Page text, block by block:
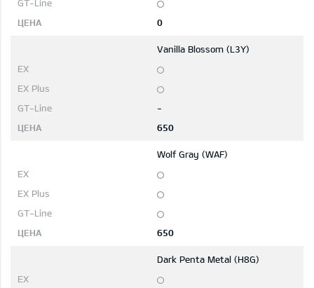
0
Vanilla Blossom (L3Y)
-
650
Wolf Gray (WAF)
650
Dark Penta Metal (H8G)